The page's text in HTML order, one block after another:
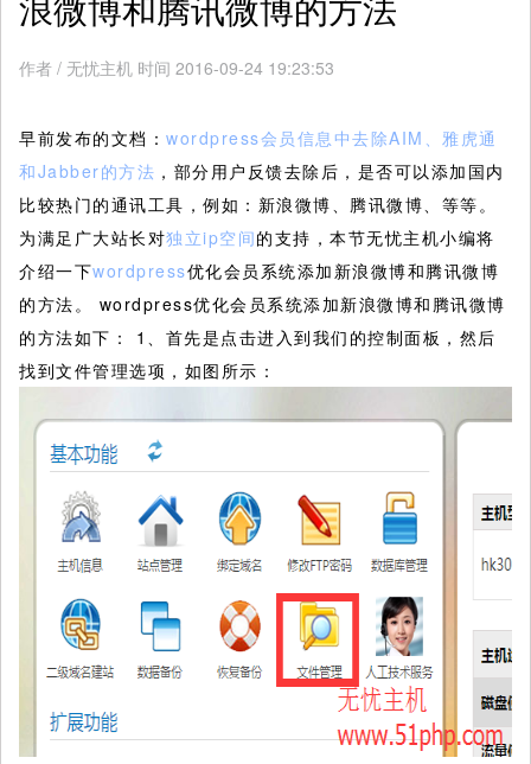
作者 / 无忧主机 时间 2016-09-24 19:23:53
早前发布的文档： wordpress会员信息中去除AIM、雅虎通
和Jabber的方法 ，部分用户反馈去除后，是否可以添加国内
比较热门的通讯工具，例如：新浪微博、腾讯微博、等等。
为满足广大站长对独立ip空间的支持，本节无忧主机小编将
介绍一下wordpress优化会员系统添加新浪微博和腾讯微博
的方法。
wordpress优化会员系统添加新浪微博和腾讯微博
的方法如下： 1、首先是点击进入到我们的控制面板，然后
找到文件管理选项，如图所示：